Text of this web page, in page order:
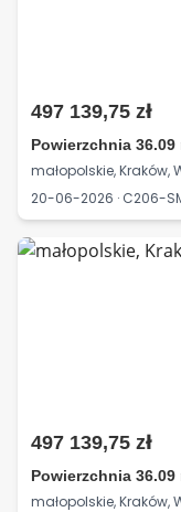
497 139,75 zł
Powierzchnia
małopolskie, Kraków,
20-06-2026 · C206-
497 139,75 zł
Powierzchnia
małopolskie, Kraków,